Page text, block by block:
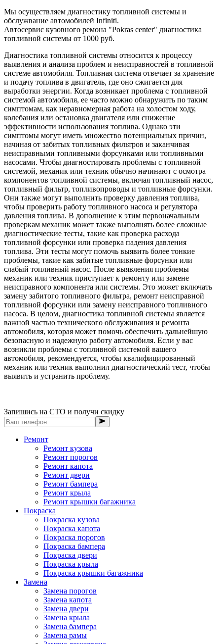
Мы осуществляем диагностику топливной системы и
обслужвание автомобилей Infiniti.
Автосервис кузовного ремона "Pokras center" диагностика
топливной системы от 1000 руб.
Диагностика топливной системы относится к процессу
выявления и анализа проблем и неисправностей в топливной
системе автомобиля. Топливная система отвечает за хранение
и подачу топлива в двигатель, где оно сжигается для
выработки энергии. Когда возникает проблема с топливной
системой автомобиля, ее часто можно обнаружить по таким
симптомам, как неравномерная работа на холостом ходу,
колебания или остановка двигателя или снижение
эффективности использования топлива. Однако эти
симптомы могут иметь множество потенциальных причин,
начиная от забитых топливных фильтров и заканчивая
неисправными топливными форсунками или топливными
насосами. Чтобы диагностировать проблемы с топливной
системой, механик или техник обычно начинают с осмотра
компонентов топливной системы, включая топливный насос,
топливный фильтр, топливопроводы и топливные форсунки.
Они также могут выполнить проверку давления топлива,
чтобы проверить работу топливного насоса и регулятора
давления топлива. В дополнение к этим первоначальным
проверкам механик может также выполнять более сложные
диагностические тесты, такие как проверка расхода
топливной форсунки или проверка падения давления
топлива. Эти тесты могут помочь выявить более тонкие
проблемы, такие как забитые топливные форсунки или
слабый топливный насос. После выявления проблемы
механик или техник приступает к ремонту или замене
неисправного компонента или системы. Это может включать
замену забитого топливного фильтра, ремонт неисправной
топливной форсунки или замену неисправного топливного
насоса. В целом, диагностика топливной системы является
важной частью технического обслуживания и ремонта
автомобиля, которая может помочь обеспечить дальнейшую
безопасную и надежную работу автомобиля. Если у вас
возникли проблемы с топливной системой вашего
автомобиля, рекомендуется, чтобы квалифицированный
механик или техник выполнил диагностический тест, чтобы
выявить и устранить проблему.
Запишись на СТО и получи скидку
Ремонт
Ремонт кузова
Ремонт порогов
Ремонт капота
Ремонт двери
Ремонт бампера
Ремонт крыла
Ремонт крышки багажника
Покраска
Покраска кузова
Покраска капота
Покраска порогов
Покраска бампера
Покраска двери
Покраска крыла
Покраска крышки багажника
Замена
Замена порогов
Замена капота
Замена двери
Замена крыла
Замена бампера
Замена рамы